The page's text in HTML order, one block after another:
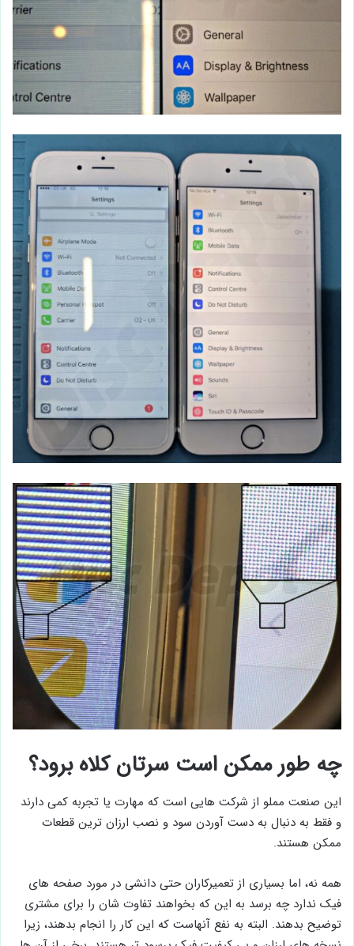
چه طور ممکن است سرتان کلاه برود؟
این صنعت مملو از شرکت ‌هایی است که مهارت یا تجربه کمی دارند
و فقط به دنبال به دست آوردن سود و نصب ارزان‌ ترین قطعات
ممکن هستند.
همه نه، اما بسیاری از تعمیرکاران حتی دانشی در مورد صفحه ‌های
فیک ندارد چه برسد به این که بخواهند تفاوت شان را برای مشتری
توضیح بدهند. البته به نفع آنهاست که این کار را انجام بدهند، زیرا